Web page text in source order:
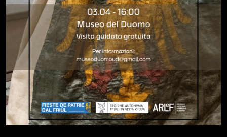
Furlan Slovenščina English Deutsch